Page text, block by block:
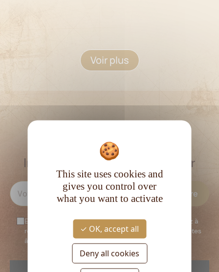
Voir plus
RESTEZ INFORMÉ
Inscrivez-vous à la newsletter
En vous inscrivant à notre newsletter, vous consentez à
recevoir notre newsletter. Vous confirmez que vous êtes
âgé d’au moins 18 ans.
reCAPTCHA is disabled. Allow
This site uses cookies and
gives you control over
what you want to activate
OK, accept all
Deny all cookies